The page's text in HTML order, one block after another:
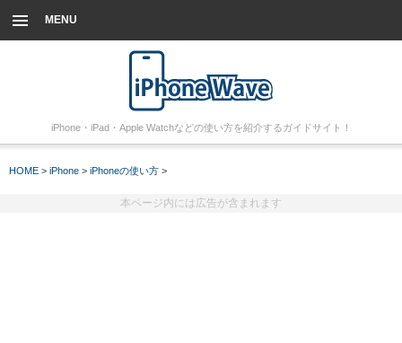
MENU
iPhone・iPad・Apple Watchなどの使い方を紹介するガイドサイト！
HOME > iPhone > iPhoneの使い方 >
本ページ内には広告が含まれます